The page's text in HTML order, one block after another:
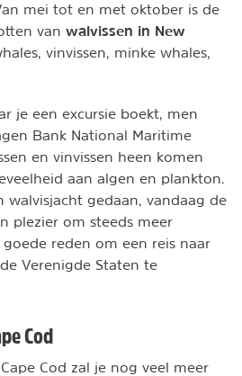
mei tot en met oktober is de
van walvissen in New
vinvissen, minke whales,
je een excursie boekt, men
Bank National Maritime
en vinvissen heen komen
aan algen en plankton.
walvisjacht gedaan, vandaag de
plezier om steeds meer
goede reden om een reis naar
Verenigde Staten te
Cod
Cod zal je nog veel meer